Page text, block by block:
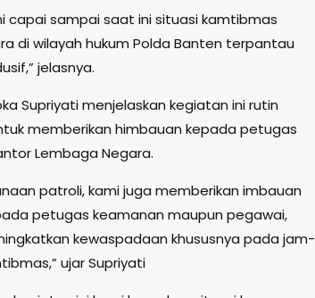
capai sampai saat ini situasi kamtibmas
di wilayah hukum Polda Banten terpantau
jelasnya.
Supriyati menjelaskan kegiatan ini rutin
memberikan himbauan kepada petugas
Lembaga Negara.
patroli, kami juga memberikan imbauan
petugas keamanan maupun pegawai,
kewaspadaan khususnya pada jam-
ujar Supriyati